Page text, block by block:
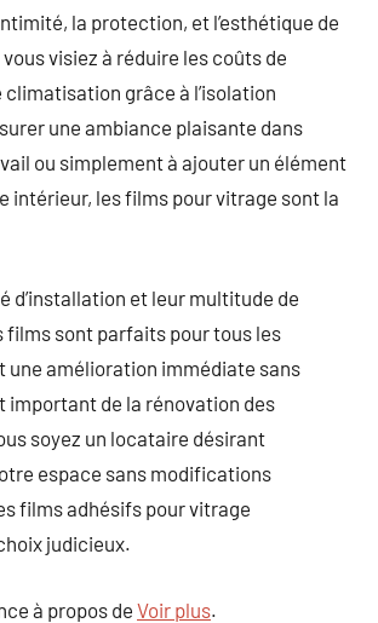
la protection, et l’esthétique de
visiez à réduire les coûts de
grâce à l’isolation
une ambiance plaisante dans
ou simplement à ajouter un élément
intérieur, les films pour vitrage sont la
d’installation et leur multitude de
films sont parfaits pour tous les
une amélioration immédiate sans
important de la rénovation des
soyez un locataire désirant
espace sans modifications
films adhésifs pour vitrage
judicieux.
à propos de Voir plus.